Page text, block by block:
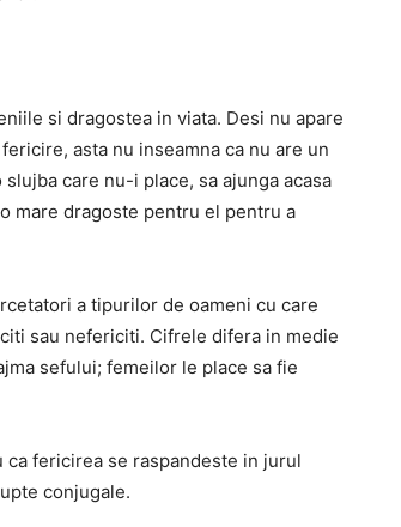
si dragostea in viata. Desi nu apare
asta nu inseamna ca nu are un
care nu-i place, sa ajunga acasa
mare dragoste pentru el pentru a
a tipurilor de oameni cu care
sau nefericiti. Cifrele difera in medie
sefului; femeilor le place sa fie
fericirea se raspandeste in jurul
conjugale.